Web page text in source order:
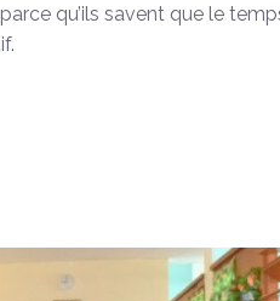
qu’ils savent que le